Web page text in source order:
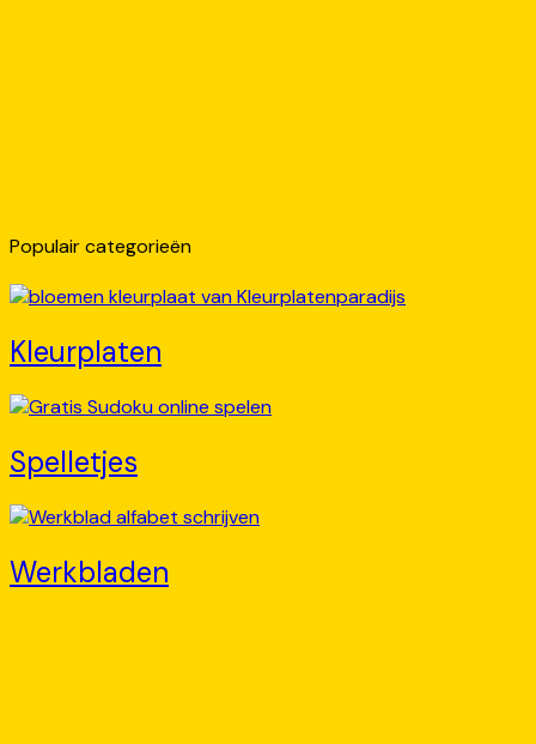
Populair categorieën
Kleurplaten
Spelletjes
Werkbladen